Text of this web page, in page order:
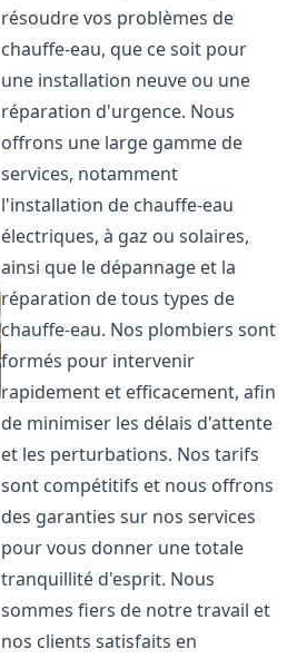
résoudre vos problèmes de
chauffe-eau, que ce soit pour
une installation neuve ou une
réparation d'urgence. Nous
offrons une large gamme de
services, notamment
l'installation de chauffe-eau
électriques, à gaz ou solaires,
ainsi que le dépannage et la
réparation de tous types de
chauffe-eau. Nos plombiers sont
formés pour intervenir
rapidement et efficacement, afin
de minimiser les délais d'attente
et les perturbations. Nos tarifs
sont compétitifs et nous offrons
des garanties sur nos services
pour vous donner une totale
tranquillité d'esprit. Nous
sommes fiers de notre travail et
nos clients satisfaits en